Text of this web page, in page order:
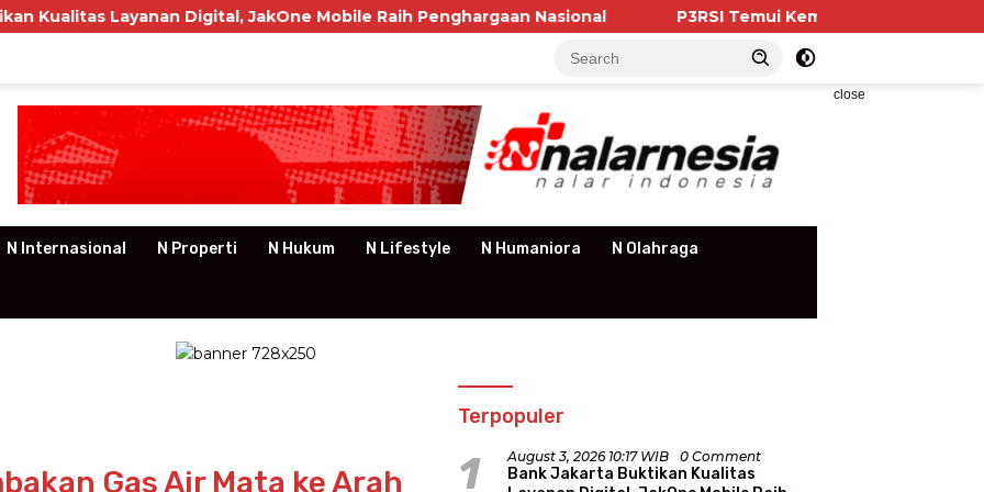
Digital, JakOne Mobile Raih Penghargaan Nasional P3RSI Temui Kementerian PKP, Pengurus
close
N Internasional N Properti N Hukum N Lifestyle N Humaniora N Olahraga
Gas Air Mata ke Arah
Terpopuler
1 August 3, 2026 10:17 WIB 0 Comment
Bank Jakarta Buktikan Kualitas